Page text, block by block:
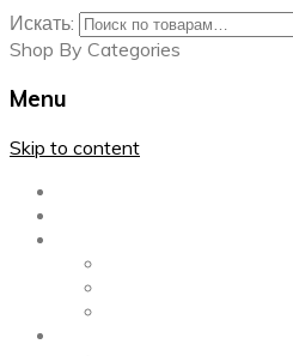
Искать:
Shop By Categories
Menu
Skip to content